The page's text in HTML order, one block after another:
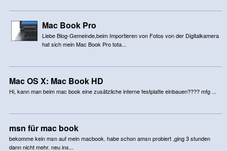
Mac Book Pro
Liebe Blog-Gemeinde,beim Importieren von Fotos von der Digitalkamera
hat sich mein Mac Book Pro tota...
Mac OS X: Mac Book HD
Hi, kann man beim mac book eine zusätzliche interne festplatte einbauen???? mfg ...
msn für mac book
bekomme kein msn auf mein macbook. habe schon amsn probiert ,ging 3 stunden
dann nicht mehr. neu ins...